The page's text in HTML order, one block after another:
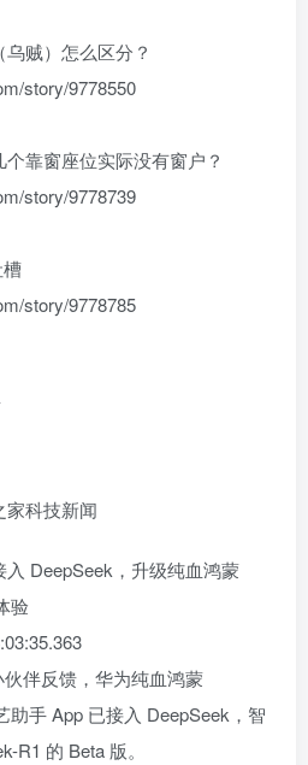
贼）怎么区分？
story/9778550
靠窗座位实际没有窗户？
story/9778739
story/9778785
家科技新闻
DeepSeek，升级纯血鸿蒙
验
伴反馈，华为纯血鸿蒙
助手 App 已接入 DeepSeek，智
R1 的 Beta 版。